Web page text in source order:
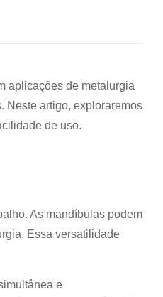
aplicações de metalurgia
Neste artigo, exploraremos
de uso.
As mandíbulas podem
Essa versatilidade
e